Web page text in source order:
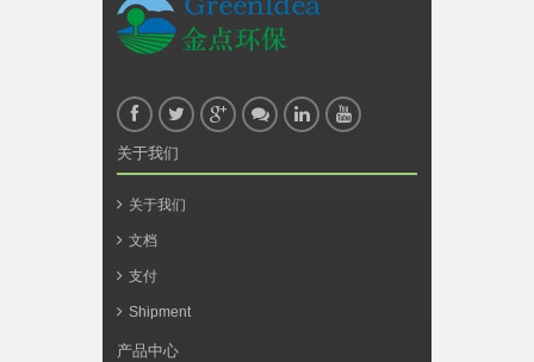
关于我们
关于我们
文档
支付
Shipment
产品中心